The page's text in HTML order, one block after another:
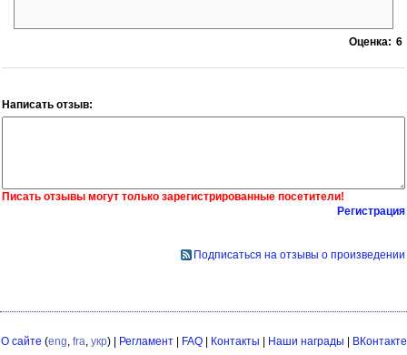
Оценка: 6
Написать отзыв:
Писать отзывы могут только зарегистрированные посетители!
Регистрация
Подписаться на отзывы о произведении
О сайте (eng fra укр) | Регламент| FAQ| Контакты | Наши награды | ВКонтакте